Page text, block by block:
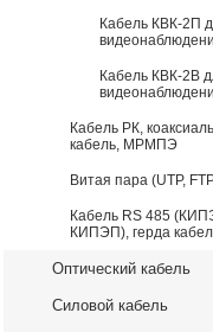
Кабель КВК-2П
Кабель КВК-2В
Кабель РК,
кабель, МРМПЭ
Витая пара (UTP,
Кабель RS 485
КИПЭП), герда
Оптический кабель
Силовой кабель